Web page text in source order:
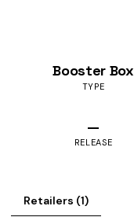
Booster Box
TYPE
—
RELEASE
Retailers (1)